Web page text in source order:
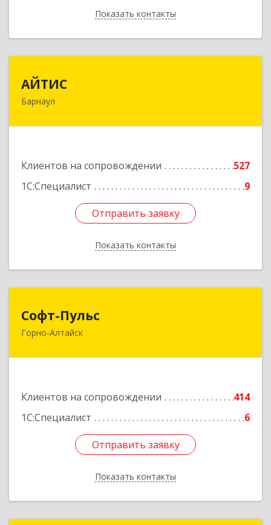
Показать контакты
Назад
АЙТИС
Барнаул
Клиентов на сопровождении
527
1С:Специалист
9
Отправить заявку
Показать контакты
656067, Алтайский край, Барнаул г, Взлетная ул,
Отправить заявку
Назад
Софт-Пульс
Горно-Алтайск
Клиентов на сопровождении
414
1С:Специалист
6
Отправить заявку
Показать контакты
649006, Алтай Респ, Горно-Алтайск г,
Отправить заявку
Назад